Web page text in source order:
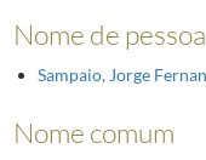
Nome de pessoa
Sampaio, Jorge
Nome comum